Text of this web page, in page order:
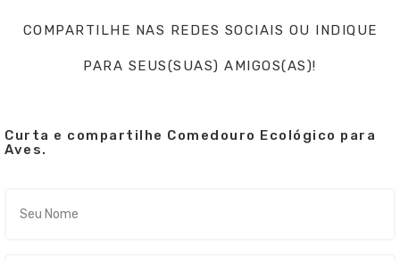
COMPARTILHE NAS REDES SOCIAIS OU INDIQUE
PARA SEUS(SUAS) AMIGOS(AS)!
Curta e compartilhe Comedouro Ecológico para
Aves.